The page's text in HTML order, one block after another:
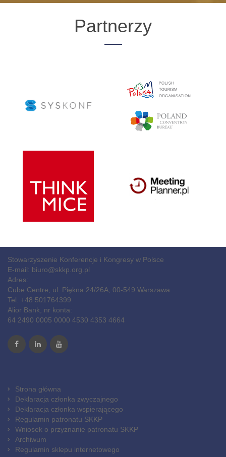
Partnerzy
Stowarzyszenie Konferencje i Kongresy w Polsce
E-mail: biuro@skkp.org.pl
Adres:
Cube Centre, ul. Piękna 24/26A, 00-549 Warszawa
Tel. +48 501764399
Alior Bank, nr konta:
64 2490 0005 0000 4530 4353 4664
Strona główna
Deklaracja członka zwyczajnego
Deklaracja członka wspierającego
Regulamin patronatu SKKP
Wniosek o przyznanie patronatu SKKP
Archiwum
Regulamin sklepu internetowego